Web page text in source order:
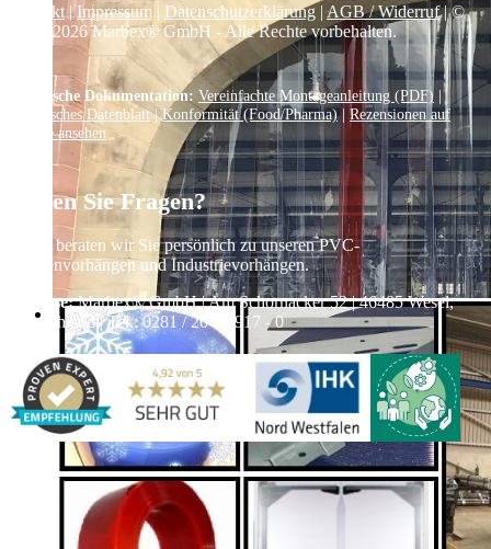
Kontakt|Impressum | Datenschutzerklärung | AGB / Widerruf| ©
2026Marbex® GmbH - Alle Rechte vorbehalten.
Technische Dokumentation: Vereinfachte Montageanleitung (PDF) |
Technisches Datenblatt|Konformität (Food/Pharma)| Rezensionen auf
Google ansehen
Haben Sie Fragen?
Gerne beraten wir Sie persönlich zu unseren PVC-
Streifenvorhängen und Industrievorhängen.
Adresse:Marbex® GmbH | Am Schornacker 52 | 46485 Wesel,
Deutschland | Tel.: 0281 / 20 67 917 - 0